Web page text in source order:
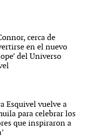
cerca de
en el nuevo
del Universo
Esquivel vuelve a
para celebrar los
que inspiraron a